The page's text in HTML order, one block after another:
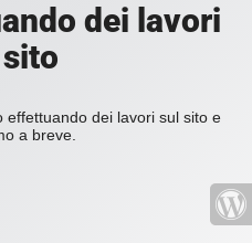
dei lavori
effettuando dei lavori sul sito e
a breve.